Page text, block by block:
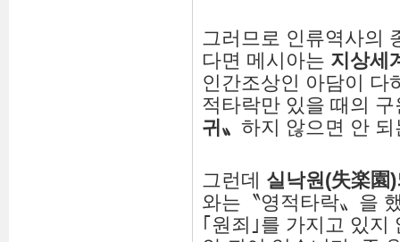
그러므로 인류역사의
다면 메시아는 지상세
인간조상인 아담이 다
적타락만 있을 때의
귀 〟 하지 않으면 안
그런데 실낙원 (失楽園)
와는〝영적타락〟을
｢원죄｣를 가지고 있지